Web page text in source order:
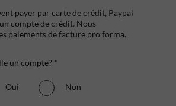
payer par carte de crédit, Paypal
compte de crédit. Nous
paiements de facture pro forma.
un compte? *
Oui Non